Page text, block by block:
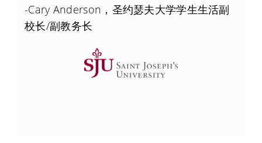
-Cary Anderson，圣约瑟夫大学学生生活副
校长/副教务长